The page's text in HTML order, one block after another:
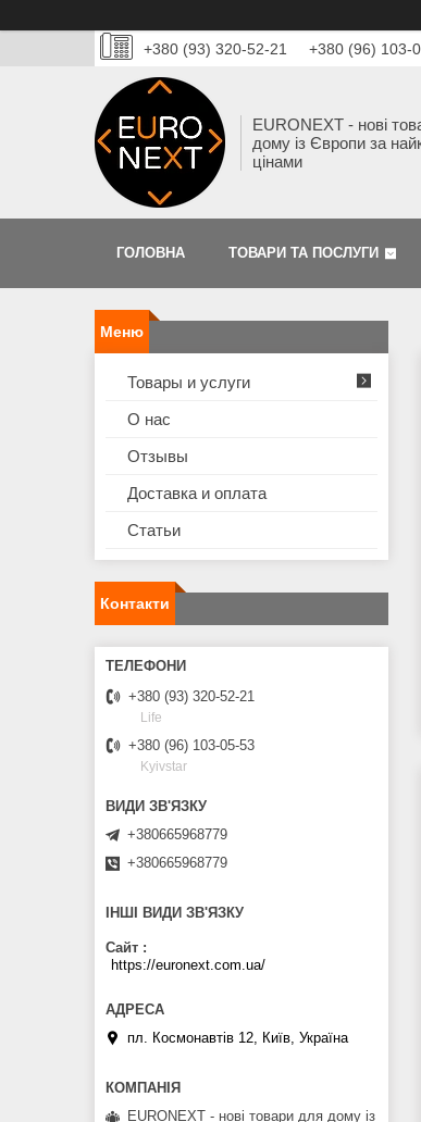
+380 (93) 320-52-21 +380 (96) 103-
EURONEXT - нові
дому із Європи за
цінами
ГОЛОВНА ТОВАРИ ТА ПОСЛУГИ
Товары и услуги
О нас
Отзывы
Доставка и оплата
Статьи
Контакти
+380 (93) 320-52-21
Life
+380 (96) 103-05-53
Kyivstar
+380665968779
+380665968779
ІНШІ ВИДИ ЗВ'ЯЗКУ
Сайт
https://euronext.com.ua/
пл. Космонавтів 12, Київ, Україна
EURONEXT - нові товари для дому із